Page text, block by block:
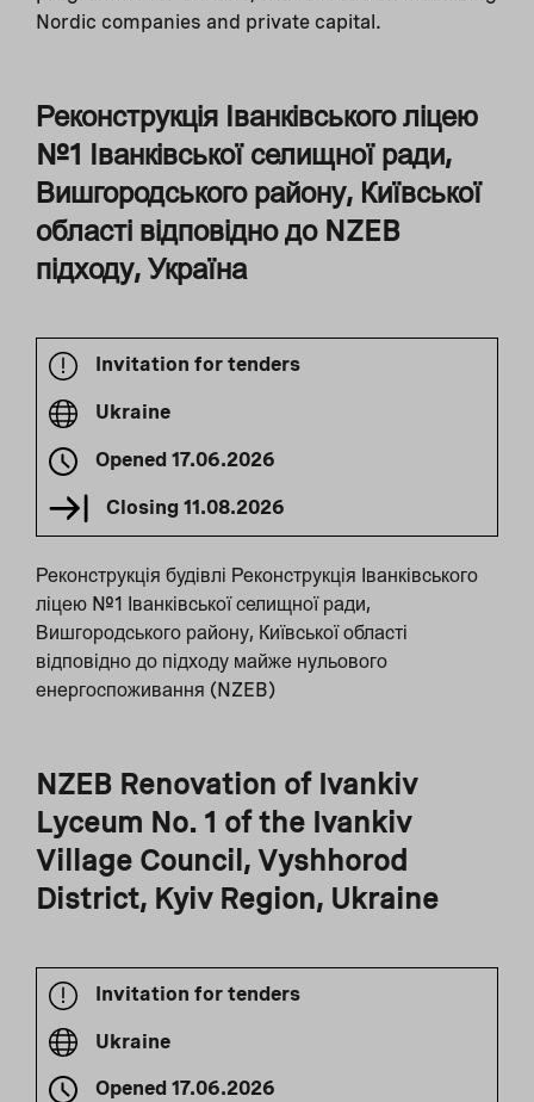
Nordic companies and private capital.
Реконструкція Іванківського ліцею
№1 Іванківської селищної ради,
Вишгородського району, Київської
області відповідно до NZEB
підходу, Україна
Invitation for tenders
Ukraine
Opened 17.06.2026
Closing 11.08.2026
Реконструкція будівлі Реконструкція Іванківського
ліцею №1 Іванківської селищної ради,
Вишгородського району, Київської області
відповідно до підходу майже нульового
енергоспоживання (NZEB)
NZEB Renovation of Ivankiv
Lyceum No. 1 of the Ivankiv
Village Council, Vyshhorod
District, Kyiv Region, Ukraine
Invitation for tenders
Ukraine
Opened 17.06.2026